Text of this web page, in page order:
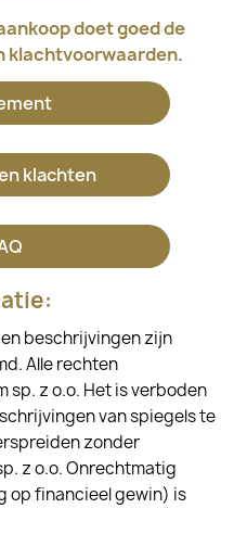
doet goed de
klachtvoorwaarden.
klachten
beschrijvingen zijn
Alle rechten
sp. z o.o. Het is verboden
van spiegels te
zonder
z o.o. Onrechtmatig
op financieel gewin) is